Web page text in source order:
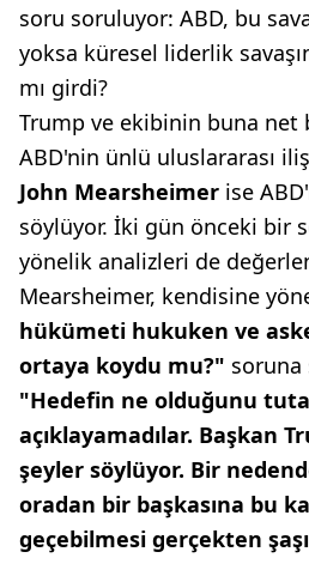
soru soruluyor: ABD, bu
yoksa küresel liderlik
mı girdi?
Trump ve ekibinin buna net
ABD'nin ünlü uluslararası
John Mearsheimer ise
söylüyor. İki gün önceki bir
yönelik analizleri de
Mearsheimer, kendisine
hükümeti hukuken ve
ortaya koydu mu?" soruna
"Hedefin ne olduğunu
açıklayamadılar. Başkan
şeyler söylüyor. Bir
oradan bir başkasına bu
geçebilmesi gerçekten